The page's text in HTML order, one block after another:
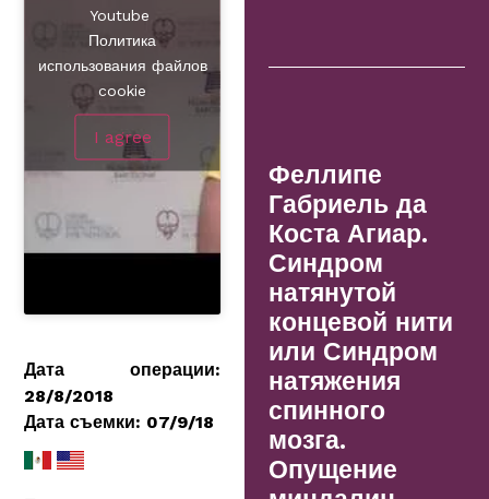
Youtube
Политика
использования файлов
cookie
I agree
Дата операции:
28/8/2018
Дата съемки: 07/9/18
Феллипе
Габриель да
Коста Агиар.
Синдром
натянутой
концевой нити
или Синдром
натяжения
спинного
мозга.
Опущение